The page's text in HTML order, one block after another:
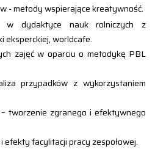
- metody wspierające kreatywność.
w dydaktyce nauk rolniczych z
eksperckiej, worldcafe.
zajęć w oparciu o metodykę PBL
przypadków z wykorzystaniem
– tworzenie zgranego i efektywnego
efekty facylitacji pracy zespołowej.